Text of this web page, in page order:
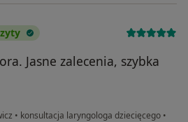
Jasne zalecenia, szybka
• konsultacja laryngologa dziecięcego •